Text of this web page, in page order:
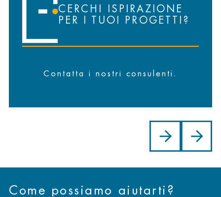
CERCHI ISPIRAZIONE
PER I TUOI PROGETTI?
Contatta i nostri consulenti.
Come possiamo aiutarti?